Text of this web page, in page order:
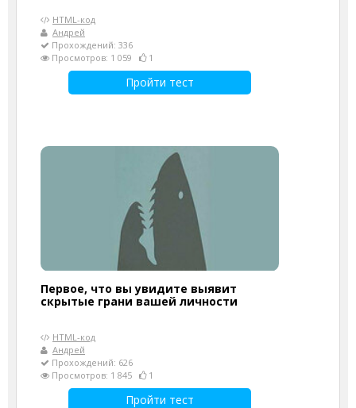
HTML-код
Андрей
Прохождений: 336
Просмотров: 1 059
1
Пройти тест
Первое, что вы увидите выявит
скрытые грани вашей личности
HTML-код
Андрей
Прохождений: 626
Просмотров: 1 845
1
Пройти тест